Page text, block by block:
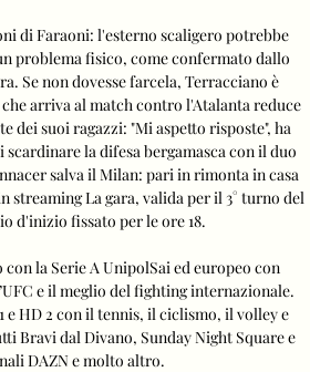
di Faraoni: l'esterno scaligero potrebbe
problema fisico, come confermato dallo
Se non dovesse farcela, Terracciano è
arriva al match contro l'Atalanta reduce
dei suoi ragazzi: "Mi aspetto risposte", ha
la difesa bergamasca con il duo
salva il Milan: pari in rimonta in casa
streaming La gara, valida per il 3° turno del
d'inizio fissato per le ore 18.
la Serie A UnipolSai ed europeo con
e il meglio del fighting internazionale.
HD 2 con il tennis, il ciclismo, il volley e
Bravi dal Divano, Sunday Night Square e
DAZN e molto altro.